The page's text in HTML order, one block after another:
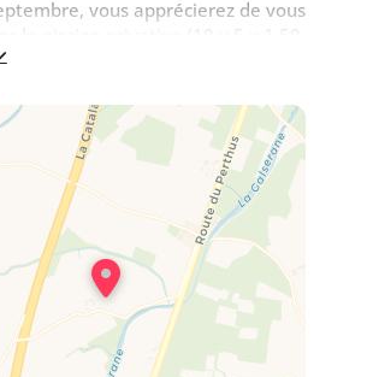
vous apprécierez de vous
la piscine privative (10 x 5 x 1.50
vous pourrez contempler la vue
de 2 chambres chacune
lit 160 avec salle d'eau et
de 2 chambres
chacune avec 3 lits 1 pers,
et sanitaires communs, d'1
1 lit 160, d'1 chambre avec 3
Une Salle d'eau indépendante et
indépendants sont également
est à votre disposition dans
fermée par un portail.